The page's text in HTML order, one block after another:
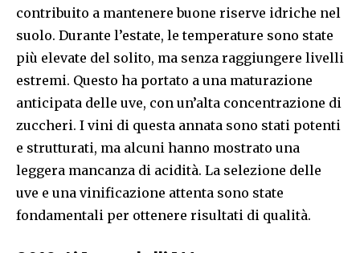
contribuito a mantenere buone riserve idriche nel
suolo. Durante l’estate, le temperature sono state
più elevate del solito, ma senza raggiungere livelli
estremi. Questo ha portato a una maturazione
anticipata delle uve, con un’alta concentrazione di
zuccheri. I vini di questa annata sono stati potenti
e strutturati, ma alcuni hanno mostrato una
leggera mancanza di acidità. La selezione delle
uve e una vinificazione attenta sono state
fondamentali per ottenere risultati di qualità.